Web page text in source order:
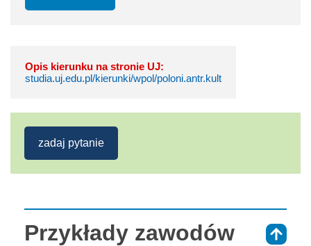
Opis kierunku na stronie UJ:
studia.uj.edu.pl/kierunki/wpol/poloni.antr.kult
zadaj pytanie
Przykłady zawodów